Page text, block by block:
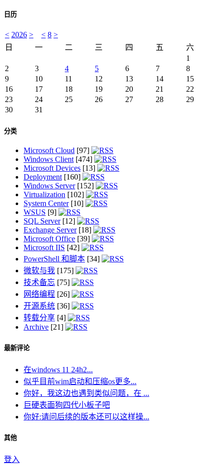
日历
< 2026 > < 8 >
日
一 二 三 四 五
六
1
2
3 4 5 6 7
8
9
10 11 12 13 14
15
16
17 18 19 20 21
22
23
24 25 26 27 28
29
30
31
分类
Microsoft Cloud [97]
Windows Client[474]
Microsoft Devices [13]
Deployment[160]
Windows Server[152]
Virtualization [102]
System Center[10]
WSUS [9]
SQL Server[12]
Exchange Server[18]
Microsoft Office [39]
Microsoft IIS [42]
PowerShell 和脚本 [34]
微软与我 [175]
技术备忘 [75]
网络编程 [26]
开源系统 [36]
转载分享 [4]
Archive [21]
最新评论
在windows 11 24h2...
似乎目前wim启动和压缩os更多...
你好，我这边也遇到类似问题，在 ...
巨硬表面狗四代小板子吧
你好:请问后续的版本还可以这样操...
其他
登入